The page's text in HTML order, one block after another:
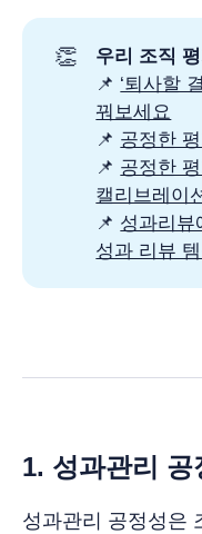
👏
우리 조직
📌 ‘퇴사할
꿔보세요
📌 공정한
📌 공정한
캘리브레이
📌 성과리뷰
성과 리뷰
1. 성과관리 공
성과관리 공정성은